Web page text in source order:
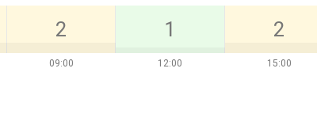
09:00
2
12:00
1
15:00
2